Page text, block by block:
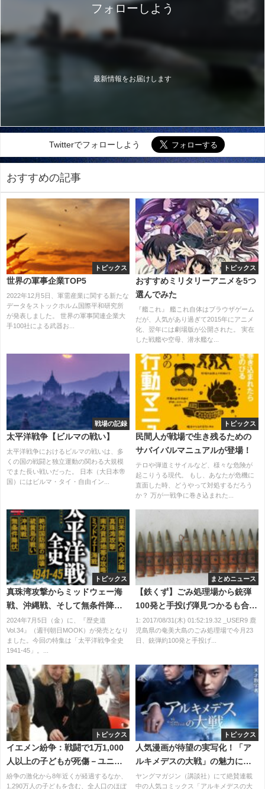
フォローしよう
最新情報をお届けします
Twitterでフォローしよう
おすすめの記事
トピックス
世界の軍事企業TOP5
2022年12月5日、軍需産業に関する新たな
データをストックホルム国際平和研究所
が発表しました。 世界の軍事関連企業大
手100社による武器お...
トピックス
おすすめミリタリーアニメを5つ
選んでみた
『艦これ』 艦これ自体はブラウザゲーム
だが、人気があり過ぎて2015年にアニメ
化、翌年には劇場版が公開された。 実在
した戦艦や空母、潜水艦な...
戦場の記録
太平洋戦争【ビルマの戦い】
太平洋戦争におけるビルマの戦いは、多
くの国の戦闘と独立運動の関わる大規模
でまた長い戦いだった。 日本（大日本帝
国）にはビルマ・タイ・自由イン...
トピックス
民間人が戦場で生き残るための
サバイバルマニュアルが登場！
テロや弾道ミサイルなど、様々な危険が
起こりうる現代。 もし、あなたが危機に
直面した時、どうやって対処するだろう
か？ 万が一戦争に巻き込まれた...
トピックス
真珠湾攻撃からミッドウェー海
戦、沖縄戦、そして無条件降伏
まで「太平洋戦争全史 1941-
45」特集！『歴史道 （れきしど
う）Vol.34』7月5日発売
2024年7月5日（金）に、『歴史道
Vol.34』（週刊朝日MOOK）が発売となり
ました。今回の特集は「太平洋戦争全史
1941-45」。...
まとめニュース
【鉄くず】ごみ処理場から銃弾
100発と手投げ弾見つかるも合
法。鹿児島
1: 2017/08/31(木) 01:52:19.32 _USER9 鹿
児島県の奄美大島のごみ処理場で今月23
日、銃弾約100発と手投げ...
トピックス
イエメン紛争：戦闘で1万1,000
人以上の子どもが死傷－ユニセ
フ事務局長、再度の停戦を求め
紛争の激化から8年近くが経過するなか、
1,290万人の子どもを含む、全人口のほぼ
トピックス
人気漫画が待望の実写化！「ア
ルキメデスの大戦」の魅力に迫
る
ヤングマガジン（講談社）にて絶賛連載
中の人気コミックス「アルキメデスの大